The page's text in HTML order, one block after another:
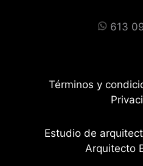
613
Términos y
Estudio de
Arquitecto